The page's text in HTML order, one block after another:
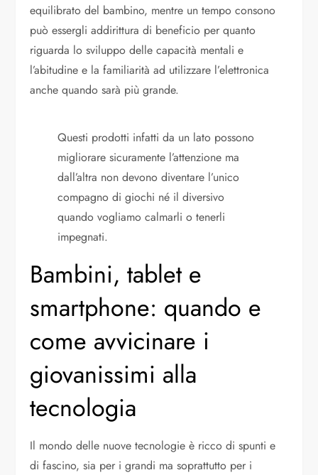
equilibrato del bambino, mentre un tempo consono
può essergli addirittura di beneficio per quanto
riguarda lo sviluppo delle capacità mentali e
l’abitudine e la familiarità ad utilizzare l’elettronica
anche quando sarà più grande.
Questi prodotti infatti da un lato possono
migliorare sicuramente l’attenzione ma
dall’altra non devono diventare l’unico
compagno di giochi né il diversivo
quando vogliamo calmarli o tenerli
impegnati.
Bambini, tablet e
smartphone: quando e
come avvicinare i
giovanissimi alla
tecnologia
Il mondo delle nuove tecnologie è ricco di spunti e
di fascino, sia per i grandi ma soprattutto per i